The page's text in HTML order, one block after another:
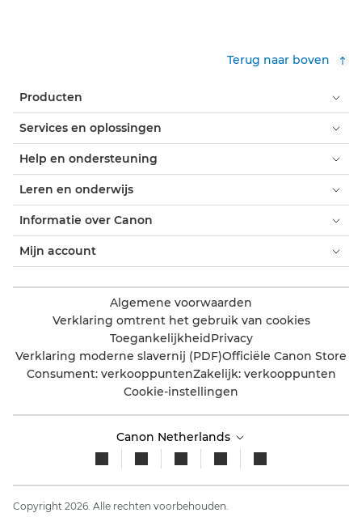
Terug naar boven
Producten
Services en oplossingen
Help en ondersteuning
Leren en onderwijs
Informatie over Canon
Mijn account
Algemene voorwaarden
Verklaring omtrent het gebruik van cookies
ToegankelijkheidPrivacy
Verklaring moderne slavernij (PDF)Officiële Canon Store
Consument: verkooppuntenZakelijk: verkooppunten
Cookie-instellingen
Canon Netherlands
Copyright 2026. Alle rechten voorbehouden.